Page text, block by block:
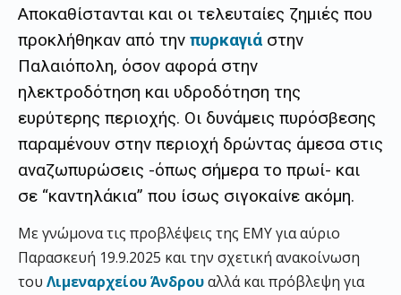
Αποκαθίστανται και οι τελευταίες ζημιές που
προκλήθηκαν από την πυρκαγιά στην
Παλαιόπολη, όσον αφορά στην
ηλεκτροδότηση και υδροδότηση της
ευρύτερης περιοχής. Οι δυνάμεις πυρόσβεσης
παραμένουν στην περιοχή δρώντας άμεσα στις
αναζωπυρώσεις -όπως σήμερα το πρωί- και
σε “καντηλάκια” που ίσως σιγοκαίνε ακόμη.
Με γνώμονα τις προβλέψεις της ΕΜΥ για αύριο
Παρασκευή 19.9.2025 και την σχετική ανακοίνωση
του Λιμεναρχείου Άνδρουαλλά και πρόβλεψη για